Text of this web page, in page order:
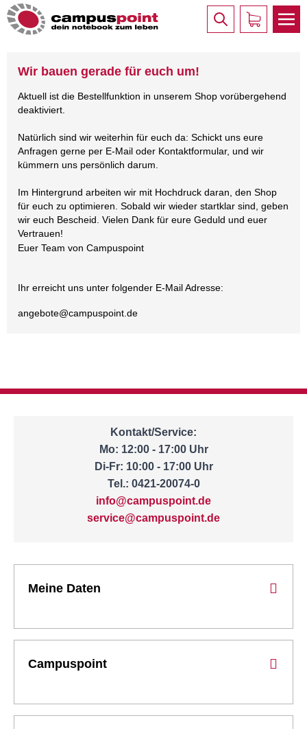
Wir bauen gerade für euch um!
Aktuell ist die Bestellfunktion in unserem Shop vorübergehend
deaktiviert.
Natürlich sind wir weiterhin für euch da: Schickt uns eure
Anfragen gerne per E-Mail oder Kontaktformular, und wir
kümmern uns persönlich darum.
Im Hintergrund arbeiten wir mit Hochdruck daran, den Shop
für euch zu optimieren. Sobald wir wieder startklar sind, geben
wir euch Bescheid. Vielen Dank für eure Geduld und euer
Vertrauen!
Euer Team von Campuspoint
Ihr erreicht uns unter folgender E-Mail Adresse:
angebote@campuspoint.de
Kontakt/Service:
Mo: 12:00 - 17:00 Uhr
Di-Fr: 10:00 - 17:00 Uhr
Tel.: 0421-20074-0
info@campuspoint.de
service@campuspoint.de
Meine Daten
Campuspoint